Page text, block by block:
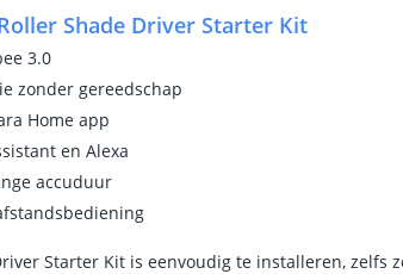
Shade Driver Starter Kit
3.0
zonder gereedschap
Home app
en Alexa
accuduur
Starter Kit is eenvoudig te installeren, zelfs